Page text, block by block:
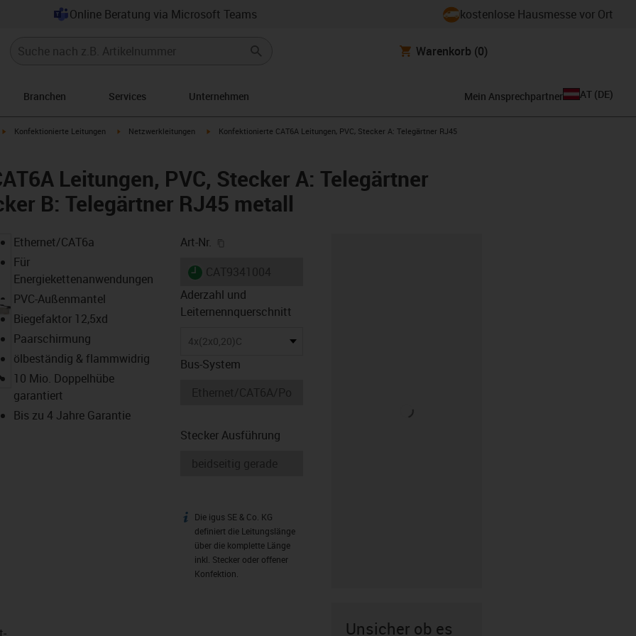
Online Beratung via Microsoft Teams kostenlose Hausmesse vor Ort
Warenkorb (0)
Branchen Services Unternehmen Mein Ansprechpartner AT (DE)
igus-icon-arrow-right
Konfektionierte Leitungen igus-icon-arrow-right
Netzwerkleitungen igus-icon-arrow-right
Konfektionierte CAT6A Leitungen, PVC, Stecker A: Telegärtner RJ45
Leitungen, PVC, Stecker A: Telegärtner
B: Telegärtner RJ45 metall
igus-icon-lupe
Ethernet/CAT6a
Für
Energiekettenanwendungen
PVC-Außenmantel
Biegefaktor 12,5xd
Paarschirmung
ölbeständig & flammwidrig
10 Mio. Doppelhübe
garantiert
Bis zu 4 Jahre Garantie
Art-Nr.
igus-icon-lieferzeit
Aderzahl und
Leiternennquerschnitt
4x(2x0,20)C
Bus-System
Stecker Ausführung
igus-icon-info
Die igus SE & Co. KG
definiert die Leitungslänge
über die komplette Länge
inkl. Stecker oder offener
Konfektion.
Unsicher ob es